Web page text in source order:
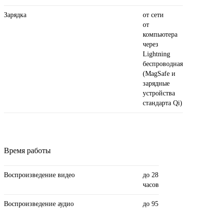
Зарядка
от сети
от
компьютера
через
Lightning
беспроводная
(MagSafe и
зарядные
устройства
стандарта Qi)
Время работы
Воспроизведение видео
до 28
часов
Воспроизведение аудио
до 95